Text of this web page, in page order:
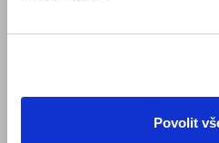
Povolit
Kontaktujte nás
Kontakty pro média